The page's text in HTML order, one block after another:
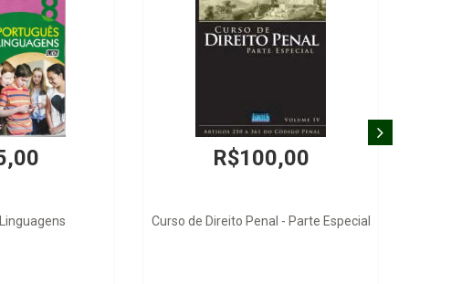
R$100,00
Curso de Direito Penal - Parte Especial